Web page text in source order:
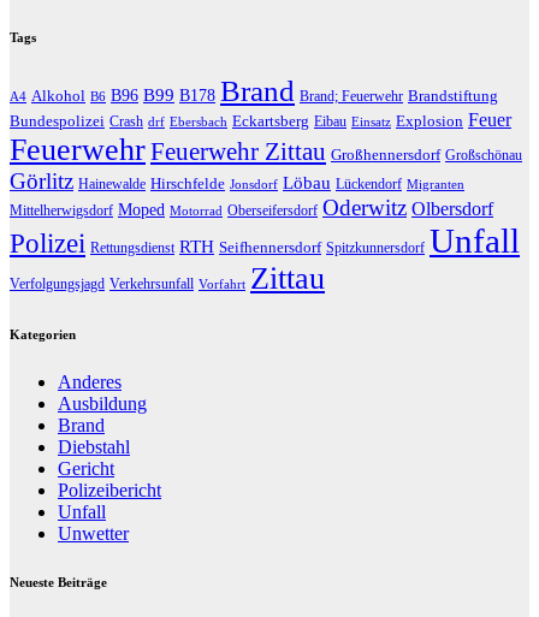
Tags
A4 Alkohol B6 B96 B99 B178 Brand Brand; Feuerwehr Brandstiftung
Bundespolizei Crash drf Ebersbach Eckartsberg Eibau Einsatz Explosion Feuer
FeuerwehrFeuerwehr Zittau Großhennersdorf Großschönau
Görlitz Hainewalde Hirschfelde Jonsdorf Löbau Lückendorf Migranten
Mittelherwigsdorf Moped Motorrad Oberseifersdorf Oderwitz Olbersdorf
Polizei Rettungsdienst RTH Seifhennersdorf Spitzkunnersdorf Unfall
Verfolgungsjagd Verkehrsunfall Vorfahrt Zittau
Kategorien
Anderes
Ausbildung
Brand
Diebstahl
Gericht
Polizeibericht
Unfall
Unwetter
Neueste Beiträge